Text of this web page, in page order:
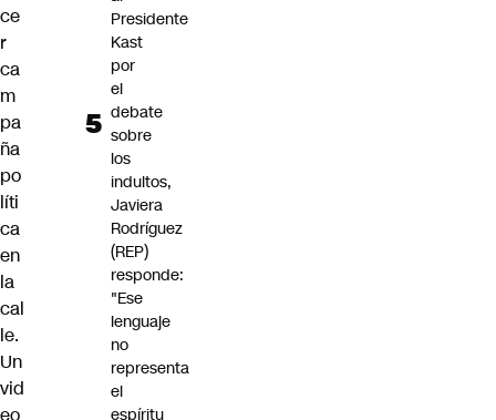
ce
r
ca
m
pa
ña
po
líti
ca
en
la
cal
le.
Un
vid
eo
Presidente
Kast
por
el
debate
sobre
los
indultos,
Javiera
Rodríguez
(REP)
responde:
"Ese
lenguaje
no
representa
el
espíritu